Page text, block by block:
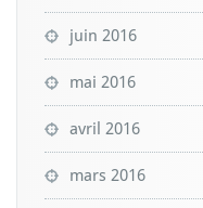
juin 2016
mai 2016
avril 2016
mars 2016